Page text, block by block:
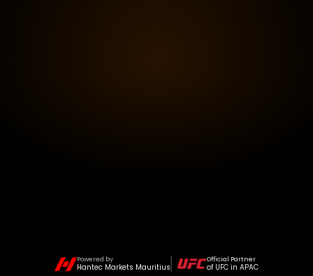
Powered by
Hantec Markets Mauritius
Official Partner
of UFC in APAC